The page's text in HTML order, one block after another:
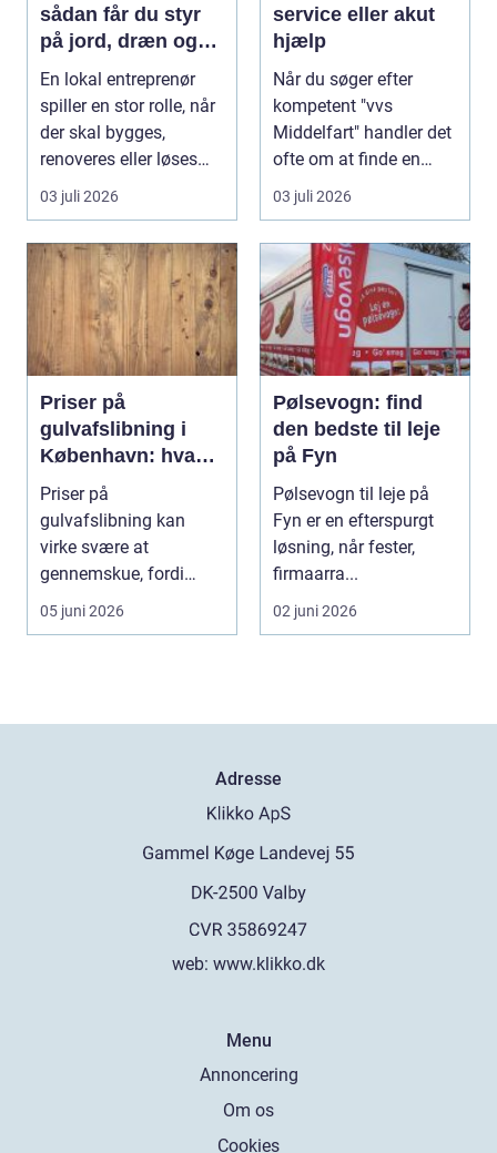
sådan får du styr
på jord, dræn og
kloak
En lokal entreprenør
spiller en stor rolle, når
der skal bygges,
renoveres eller løses
problemer und...
03 juli 2026
service eller akut
hjælp
Når du søger efter
kompetent "vvs
Middelfart" handler det
ofte om at finde en
lokal, fa...
03 juli 2026
Priser på
gulvafslibning i
København: hvad
koster det
egentlig?
Priser på
gulvafslibning kan
virke svære at
gennemskue, fordi
mange faktorer spiller
05 juni 2026
Pølsevogn: find
den bedste til leje
på Fyn
Pølsevogn til leje på
Fyn er en efterspurgt
løsning, når fester,
firmaarra...
02 juni 2026
Adresse
web: www.klikko.dk
Menu
Annoncering
Om os
Cookies